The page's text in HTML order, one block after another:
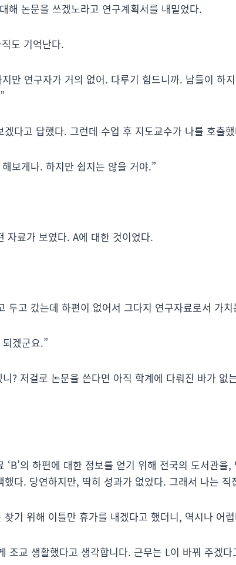
해 논문을 쓰겠노라고 연구계획서를 내밀었다.
도 기억난다.
만 연구자가 거의 없어. 다루기 힘드니까. 남들이 하
다고 답했다. 그런데 수업 후 지도교수가 나를 호출
보게나. 하지만 쉽지는 않을 거야.”
자료가 보였다. A에 대한 것이었다.
두고 갔는데 하편이 없어서 그다지 연구자료로서 가치
겠군요.”
? 저걸로 논문을 쓴다면 아직 학계에 다뤄진 바가 없
‘B’의 하편에 대한 정보를 얻기 위해 전국의 도서관을
다. 당연하지만, 딱히 성과가 없었다. 그래서 나는 직
기 위해 이틀만 휴가를 내겠다고 했더니, 역시나 어
조교 생활했다고 생각합니다. 근무는 L이 바꿔 주겠